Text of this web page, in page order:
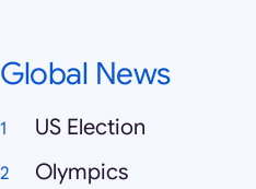
Global News
US Election
Olympics